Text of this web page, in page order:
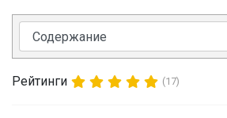
Рейтинги (17)